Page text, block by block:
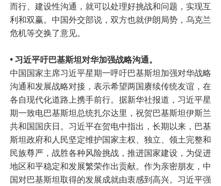
而行、建设性沟通，就可以处理好挑战和问题，实现互
利和双赢。中国外交部说，双方也就伊朗局势，乌克兰
危机等交换了意见。
• 习近平吁巴基斯坦对华加强战略沟通。
中国国家主席习近平星期一呼吁巴基斯坦加强对华战略
沟通和发展战略对接，表示希望两国赓续传统友谊，在
各自现代化道路上携手前行。据新华社报道，习近平星
期一致电巴基斯坦总统扎尔达里，祝贺巴基斯坦伊斯兰
共和国国庆日。习近平在贺电中指出，长期以来，巴基
斯坦政府和人民坚定维护国家主权、独立、领土完整和
民族尊严，战胜各种风险挑战，推进国家建设，为促进
地区和平稳定和发展繁荣作出贡献。作为亲密朋友，中
国对巴基斯坦取得的发展成就由衷感到高兴。习近平强